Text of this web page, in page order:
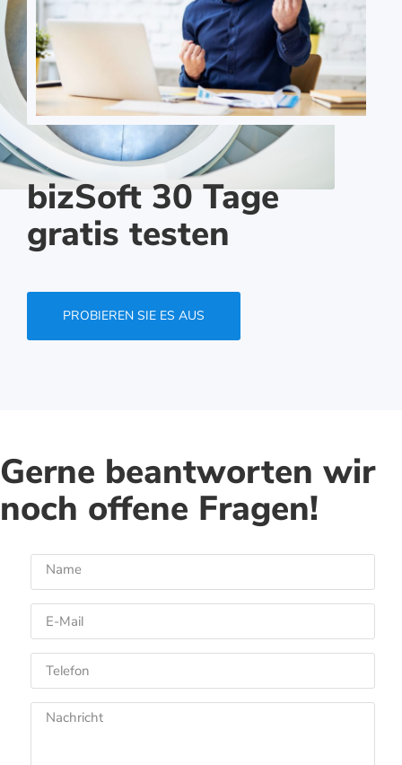
bizSoft 30 Tage
gratis testen
PROBIEREN SIE ES AUS
Gerne beantworten wir
noch offene Fragen!